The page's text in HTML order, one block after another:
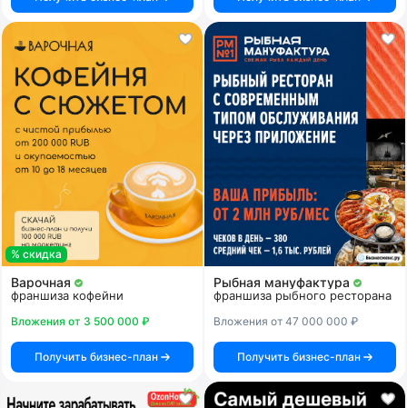
% скидка
Варочная
франшиза кофейни
Вложения от 3 500 000 ₽
Получить бизнес-план
Рыбная мануфактура
франшиза рыбного ресторана
Вложения от 47 000 000 ₽
Получить бизнес-план